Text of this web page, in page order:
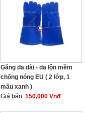
Găng da dài - da lộn mềm
chống nóng EU ( 2 lớp, 1
mầu xanh )
Giá bán: 150,000 Vnđ